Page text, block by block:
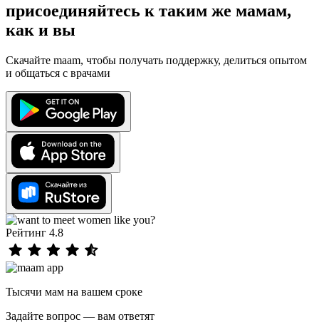
присоединяйтесь к таким же мамам,
как и вы
Скачайте maam, чтобы получать поддержку, делиться опытом
и общаться с врачами
Рейтинг 4.8
Тысячи мам на вашем сроке
Задайте вопрос — вам ответят